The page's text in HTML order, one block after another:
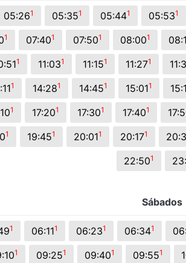
05:261 05:351 05:441 05:531
1 07:401 07:501 08:001
1 11:031 11:151 11:271
1 14:281 14:451 15:011
1 17:201 17:301 17:401
1 19:451 20:011 20:171
22:501
Sábados
1 06:111 06:231 06:341
1 09:251 09:401 09:551